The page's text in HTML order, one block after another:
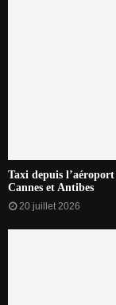
Taxi depuis
Cannes et Antibes
20 juillet 2026